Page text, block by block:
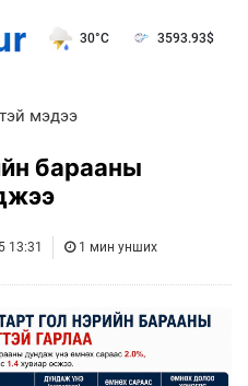
30°C 3593.93$
мэдээ
барааны
13:31 1 мин унших